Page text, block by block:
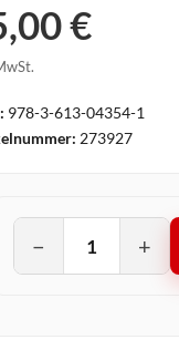
€
978-3-613-04354-1
273927
− +